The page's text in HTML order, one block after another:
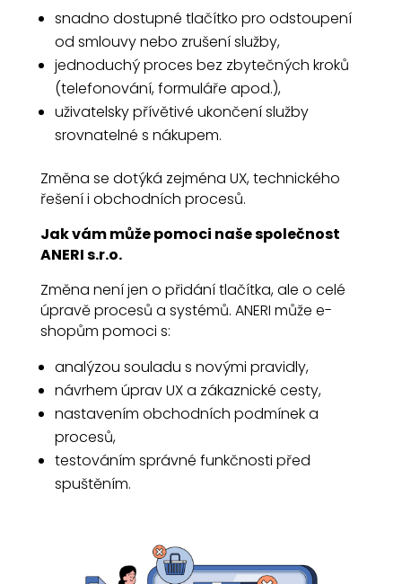
snadno dostupné tlačítko pro odstoupení
od smlouvy nebo zrušení služby,
jednoduchý proces bez zbytečných kroků
(telefonování, formuláře apod.),
uživatelsky přívětivé ukončení služby
srovnatelné s nákupem.
Změna se dotýká zejména UX, technického
řešení i obchodních procesů.
Jak vám může pomoci naše společnost
ANERI s.r.o.
Změna není jen o přidání tlačítka, ale o celé
úpravě procesů a systémů. ANERI může e-
shopům pomoci s:
analýzou souladu s novými pravidly,
návrhem úprav UX a zákaznické cesty,
nastavením obchodních podmínek a
procesů,
testováním správné funkčnosti před
spuštěním.